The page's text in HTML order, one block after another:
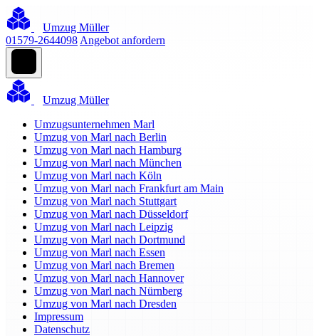
Umzug Müller
01579-2644098 Angebot anfordern
Umzug Müller
Umzugsunternehmen Marl
Umzug von Marl nach Berlin
Umzug von Marl nach Hamburg
Umzug von Marl nach München
Umzug von Marl nach Köln
Umzug von Marl nach Frankfurt am Main
Umzug von Marl nach Stuttgart
Umzug von Marl nach Düsseldorf
Umzug von Marl nach Leipzig
Umzug von Marl nach Dortmund
Umzug von Marl nach Essen
Umzug von Marl nach Bremen
Umzug von Marl nach Hannover
Umzug von Marl nach Nürnberg
Umzug von Marl nach Dresden
Impressum
Datenschutz